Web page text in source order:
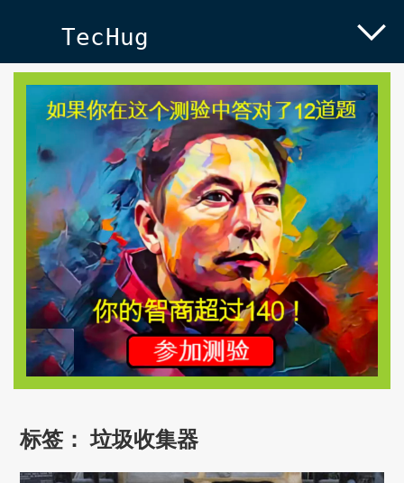
TecHug
标签：垃圾收集器